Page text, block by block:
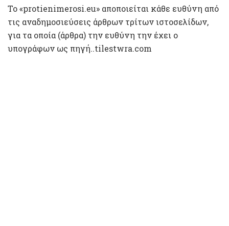
To «protienimerosi.eu» αποποιείται κάθε ευθύνη από
τις αναδημοσιεύσεις άρθρων τρίτων ιστοσελίδων,
για τα οποία (άρθρα) την ευθύνη την έχει ο
υπογράφων ως πηγή..tilestwra.com